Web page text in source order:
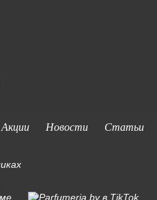
Акции Новости
Статьи